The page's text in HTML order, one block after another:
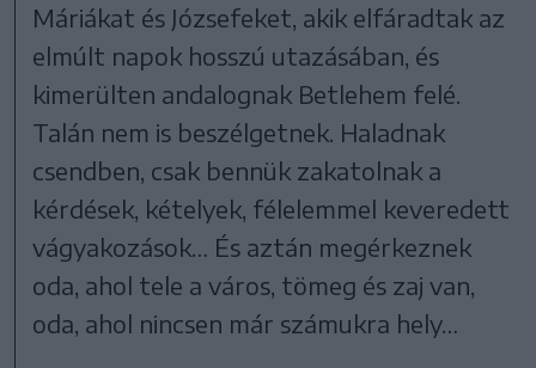
Máriákat és Józsefeket, akik elfáradtak az
elmúlt napok hosszú utazásában, és
kimerülten andalognak Betlehem felé.
Talán nem is beszélgetnek. Haladnak
csendben, csak bennük zakatolnak a
kérdések, kételyek, félelemmel keveredett
vágyakozások… És aztán megérkeznek
oda, ahol tele a város, tömeg és zaj van,
oda, ahol nincsen már számukra hely…